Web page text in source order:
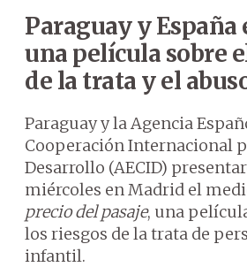
Paraguay y España
una película sobre
de la trata y el
Paraguay y la Agencia
Cooperación Internacional
Desarrollo (AECID)
miércoles en Madrid el
precio del pasaje, una
los riesgos de la trata de
infantil.